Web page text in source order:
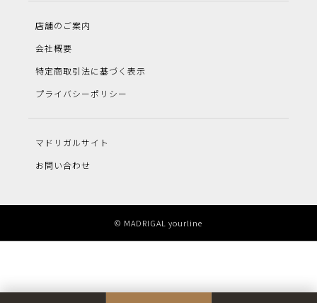
店舗のご案内
会社概要
特定商取引法に基づく表示
プライバシーポリシー
マドリガルサイト
お問い合わせ
© MADRIGAL yourline